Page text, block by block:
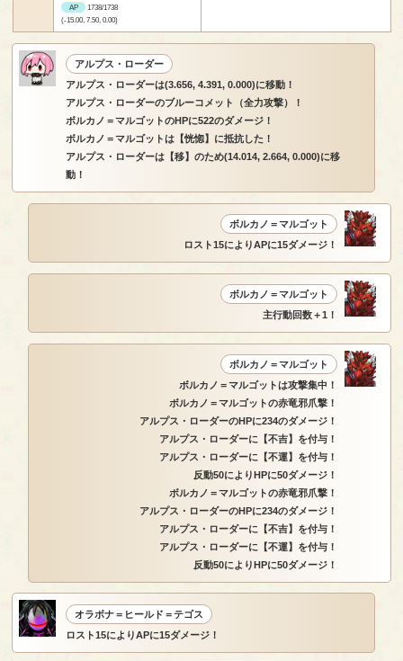
AP
1738/1738
(-15.00, 7.50, 0.00)
アルプス・ローダー
アルプス・ローダーは(3.656, 4.391, 0.000)に移動！
アルプス・ローダーのブルーコメット（全力攻撃）！
ボルカノ＝マルゴットのHPに522のダメージ！
ボルカノ＝マルゴットは【恍惚】に抵抗した！
アルプス・ローダーは【移】のため(14.014, 2.664, 0.000)に移
動！
ボルカノ＝マルゴット
ロスト15によりAPに15ダメージ！
ボルカノ＝マルゴット
主行動回数＋1！
ボルカノ＝マルゴット
ボルカノ＝マルゴットは攻撃集中！
ボルカノ＝マルゴットの赤竜邪爪撃！
アルプス・ローダーのHPに234のダメージ！
アルプス・ローダーに【不吉】を付与！
アルプス・ローダーに【不運】を付与！
反動50によりHPに50ダメージ！
ボルカノ＝マルゴットの赤竜邪爪撃！
アルプス・ローダーのHPに234のダメージ！
アルプス・ローダーに【不吉】を付与！
アルプス・ローダーに【不運】を付与！
反動50によりHPに50ダメージ！
オラボナ＝ヒールド＝テゴス
ロスト15によりAPに15ダメージ！